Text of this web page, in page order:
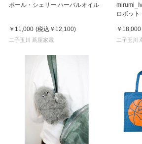
ポール・シェリー ハーバルオイル
￥11,000 (税込 ￥12,100)
二子玉川 蔦屋家電
ロボッ
￥18,000
二子玉川